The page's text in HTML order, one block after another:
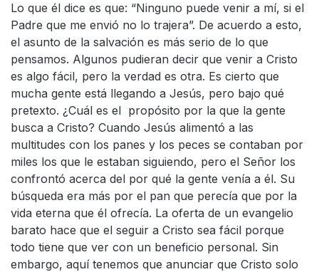
Lo que él dice es que: “Ninguno puede venir a mí, si el
Padre que me envió no lo trajera”. De acuerdo a esto,
el asunto de la salvación es más serio de lo que
pensamos. Algunos pudieran decir que venir a Cristo
es algo fácil, pero la verdad es otra. Es cierto que
mucha gente está llegando a Jesús, pero bajo qué
pretexto. ¿Cuál es el propósito por la que la gente
busca a Cristo? Cuando Jesús alimentó a las
multitudes con los panes y los peces se contaban por
miles los que le estaban siguiendo, pero el Señor los
confrontó acerca del por qué la gente venía a él. Su
búsqueda era más por el pan que perecía que por la
vida eterna que él ofrecía. La oferta de un evangelio
barato hace que el seguir a Cristo sea fácil porque
todo tiene que ver con un beneficio personal. Sin
embargo, aquí tenemos que anunciar que Cristo solo